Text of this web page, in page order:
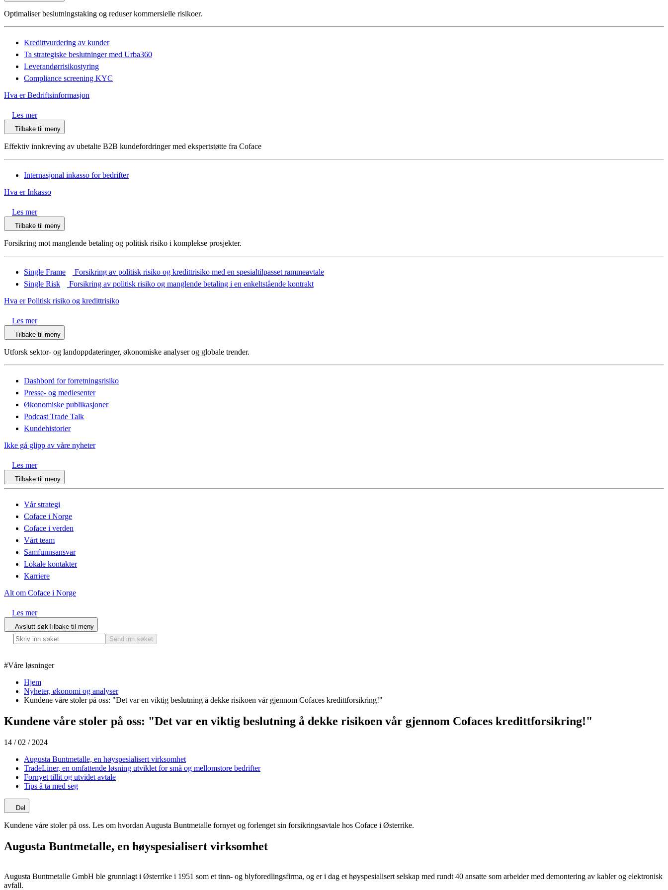
Optimaliser beslutningstaking og reduser kommersielle risikoer.
Kredittvurdering av kunder
Ta strategiske beslutninger med Urba360
Leverandørrisikostyring
Compliance screening KYC
Hva er Bedriftsinformasjon
Les mer
Tilbake til meny
Effektiv innkreving av ubetalte B2B kundefordringer med ekspertstøtte fra Coface
Internasjonal inkasso for bedrifter
Hva er Inkasso
Les mer
Tilbake til meny
Forsikring mot manglende betaling og politisk risiko i komplekse prosjekter.
Single Frame
Forsikring av politisk risiko og kredittrisiko med en spesialtilpasset rammeavtale
Single Risk
Forsikring av politisk risiko og manglende betaling i en enkeltstående kontrakt
Hva er Politisk risiko og kredittrisiko
Les mer
Tilbake til meny
Utforsk sektor- og landoppdateringer, økonomiske analyser og globale trender.
Dashbord for forretningsrisiko
Presse- og mediesenter
Økonomiske publikasjoner
Podcast Trade Talk
Kundehistorier
Ikke gå glipp av våre nyheter
Les mer
Tilbake til meny
Vår strategi
Coface i Norge
Coface i verden
Vårt team
Samfunnsansvar
Lokale kontakter
Karriere
Alt om Coface i Norge
Les mer
Avslutt søkTilbake til meny
Send inn søket
#Våre løsninger
Hjem
Nyheter, økonomi og analyser
Kundene våre stoler på oss: "Det var en viktig beslutning å dekke risikoen vår gjennom Cofaces kredittforsikring!"
Kundene våre stoler på oss: "Det var en viktig beslutning å dekke risikoen vår gjennom Cofaces kredittforsikring!"
14 / 02 / 2024
Augusta Buntmetalle, en høyspesialisert virksomhet
TradeLiner, en omfattende løsning utviklet for små og mellomstore bedrifter
Fornyet tillit og utvidet avtale
Tips å ta med seg
Del
Kundene våre stoler på oss. Les om hvordan Augusta Buntmetalle fornyet og forlenget sin forsikringsavtale hos Coface i Østerrike.
Augusta Buntmetalle, en høyspesialisert virksomhet
Augusta Buntmetalle GmbH ble grunnlagt i Østerrike i 1951 som et tinn- og blyforedlingsfirma, og er i dag et høyspesialisert selskap med rundt 40 ansatte som arbeider med demontering av kabler og elektronisk
avfall.